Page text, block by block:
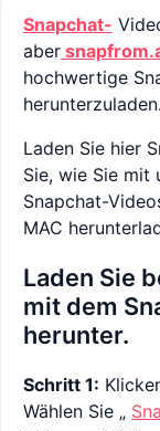
Snapchat-
aber
hochwertige
herunterzuladen.
Laden Sie hier
Sie, wie Sie mit
Snapchat-
MAC
Laden Sie
mit dem
herunter.
Schritt 1:
Wählen Sie „